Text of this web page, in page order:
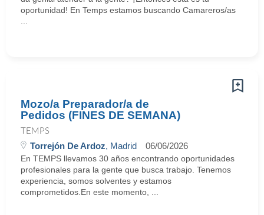
oportunidad! En Temps estamos buscando Camareros/as
Mozo/a Preparador/a de
Pedidos (FINES DE SEMANA)
TEMPS
Torrejón De Ardoz, Madrid 06/06/2026
En TEMPS llevamos 30 años encontrando oportunidades
profesionales para la gente que busca trabajo. Tenemos
experiencia, somos solventes y estamos
comprometidos.En este momento, ...